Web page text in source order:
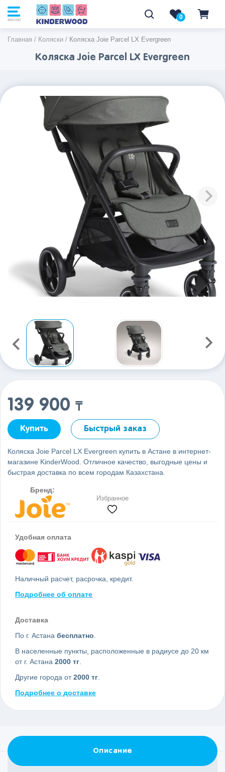
меню 0
Главная / Коляски / Коляска Joie Parcel LX Evergreen
Коляска Joie Parcel LX Evergreen
139 900 ₸
Купить Быстрый заказ
Коляска Joie Parcel LX Evergreen купить в Астане в интернет-
магазине KinderWood. Отличное качество, выгодные цены и
быстрая доставка по всем городам Казахстана.
Бренд:
Избранное
Удобная оплата
Наличный расчет, расрочка, кредит.
Подробнее об оплате
Доставка
По г. Астана бесплатно.
В населенные пункты, расположенные в радиусе до 20 км
от г. Астана 2000 тг.
Другие города от2000 тг.
Подробнее о доставке
Описание